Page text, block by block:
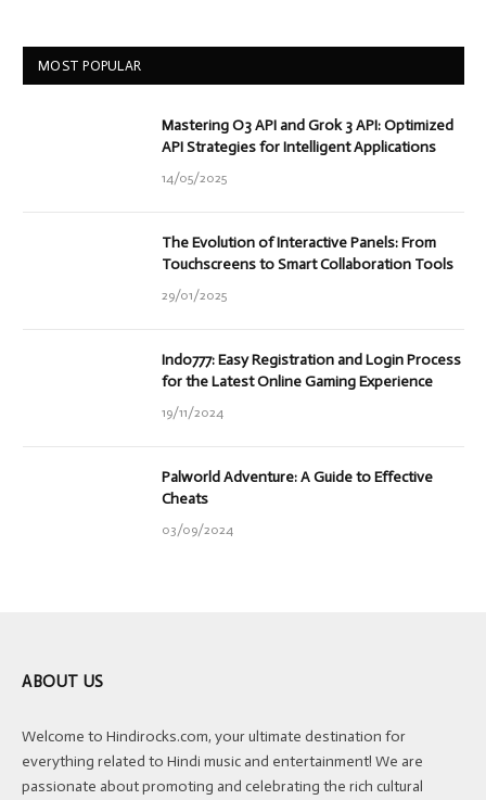
MOST POPULAR
Mastering O3 API and Grok 3 API: Optimized
API Strategies for Intelligent Applications
14/05/2025
The Evolution of Interactive Panels: From
Touchscreens to Smart Collaboration Tools
29/01/2025
Indo777: Easy Registration and Login Process
for the Latest Online Gaming Experience
19/11/2024
Palworld Adventure: A Guide to Effective
Cheats
03/09/2024
ABOUT US
Welcome to Hindirocks.com, your ultimate destination for
everything related to Hindi music and entertainment! We are
passionate about promoting and celebrating the rich cultural